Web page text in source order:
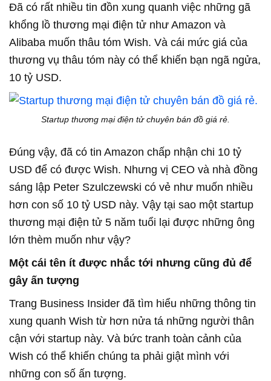
Đã có rất nhiều tin đồn xung quanh việc những gã
khổng lồ thương mại điện tử như Amazon và
Alibaba muốn thâu tóm Wish. Và cái mức giá của
thương vụ thâu tóm này có thể khiến bạn ngã ngửa,
10 tỷ USD.
Startup thương mại điện tử chuyên bán đồ giá rẻ.
Đúng vậy, đã có tin Amazon chấp nhận chi 10 tỷ
USD để có được Wish. Nhưng vị CEO và nhà đồng
sáng lập Peter Szulczewski có vẻ như muốn nhiều
hơn con số 10 tỷ USD này. Vậy tại sao một startup
thương mại điện tử 5 năm tuổi lại được những ông
lớn thèm muốn như vậy?
Một cái tên ít được nhắc tới nhưng cũng đủ để
gây ấn tượng
Trang Business Insider đã tìm hiểu những thông tin
xung quanh Wish từ hơn nửa tá những người thân
cận với startup này. Và bức tranh toàn cảnh của
Wish có thể khiến chúng ta phải giật mình với
những con số ấn tượng.